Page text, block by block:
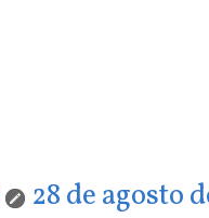
28 de agosto